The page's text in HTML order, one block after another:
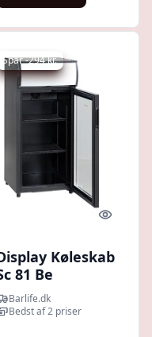
Spar -294 kr.
Quick
Køleskab
81 Be
Barlife.dk
Bedst af 2 priser